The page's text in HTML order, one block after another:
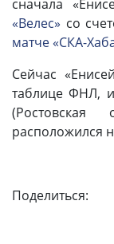
cначала
«Велес» со
матче «СКА-
Сейчас
таблице ФНЛ,
(Ростовская
расположился
Поделиться: